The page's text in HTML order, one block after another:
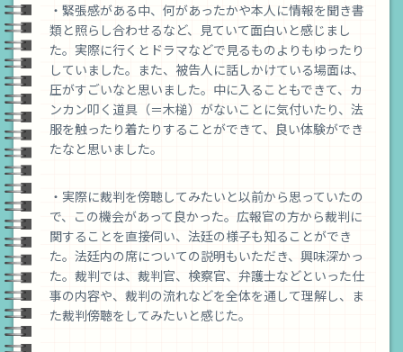
・緊張感がある中、何があったかや本人に情報を聞き書
類と照らし合わせるなど、見ていて面白いと感じまし
た。実際に行くとドラマなどで見るものよりもゆったり
していました。また、被告人に話しかけている場面は、
圧がすごいなと思いました。中に入ることもできて、カ
ンカン叩く道具（＝木槌）がないことに気付いたり、法
服を触ったり着たりすることができて、良い体験ができ
たなと思いました。
・実際に裁判を傍聴してみたいと以前から思っていたの
で、この機会があって良かった。広報官の方から裁判に
関することを直接伺い、法廷の様子も知ることができ
た。法廷内の席についての説明もいただき、興味深かっ
た。裁判では、裁判官、検察官、弁護士などといった仕
事の内容や、裁判の流れなどを全体を通して理解し、ま
た裁判傍聴をしてみたいと感じた。